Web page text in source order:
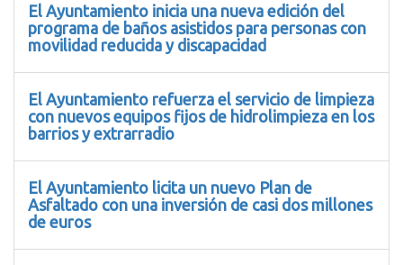
El Ayuntamiento inicia una nueva edición del
programa de baños asistidos para personas con
movilidad reducida y discapacidad
El Ayuntamiento refuerza el servicio de limpieza
con nuevos equipos fijos de hidrolimpieza en los
barrios y extrarradio
El Ayuntamiento licita un nuevo Plan de
Asfaltado con una inversión de casi dos millones
de euros